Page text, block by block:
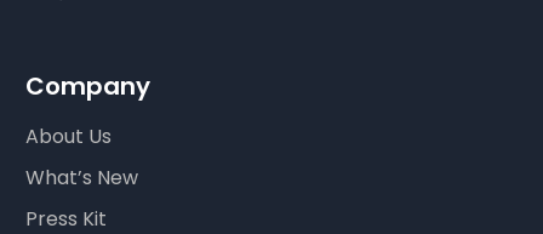
Company
About Us
What’s New
Press Kit